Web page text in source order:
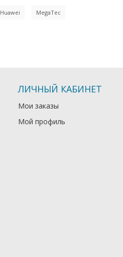
Huawei MegaTec
ЛИЧНЫЙ КАБИНЕТ
Мои заказы
Мой профиль